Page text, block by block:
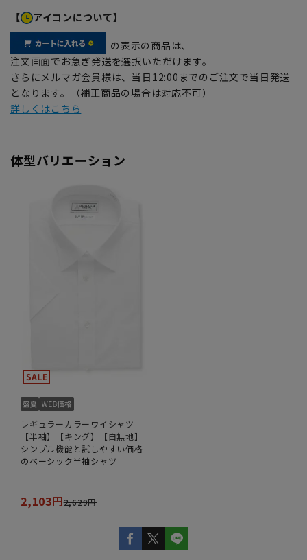
【 アイコンについて】
の表示の商品は、
注文画面でお急ぎ発送を選択いただけます。
さらにメルマガ会員様は、当日12:00までのご注文で当日発送
となります。（補正商品の場合は対応不可）
詳しくはこちら
体型バリエーション
レギュラーカラーワイシャツ
【半袖】【キング】【白無地】
シンプル機能と試しやすい価格
のベーシック半袖シャツ
2,103円2,629円